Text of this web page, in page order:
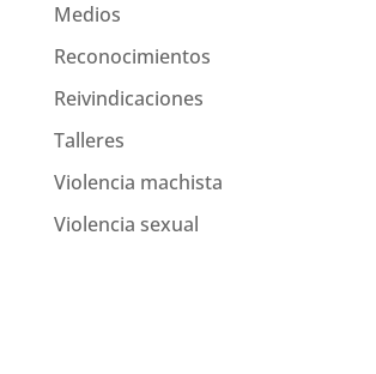
Medios
Reconocimientos
Reivindicaciones
Talleres
Violencia machista
Violencia sexual